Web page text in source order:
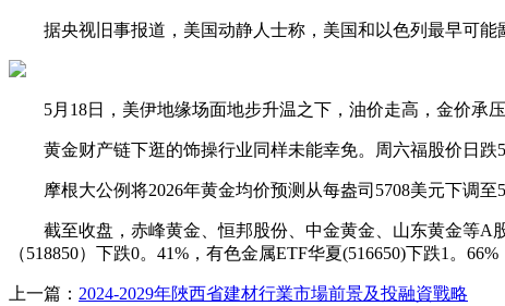
据央视旧事报道，美国动静人士称，美国和以色列最早可能
5月18日，美伊地缘场面地步升温之下，油价走高，金价承压
黄金财产链下逛的饰操行业同样未能幸免。周六福股价日跌5
摩根大公例将2026年黄金均价预测从每盎司5708美元下调至
截至收盘，赤峰黄金、恒邦股份、中金黄金、山东黄金等A股
（518850）下跌0。41%，有色金属ETF华夏(516650)下跌1。
上一篇： 2024-2029年陜西省建材行業市場前景及投融資戰略